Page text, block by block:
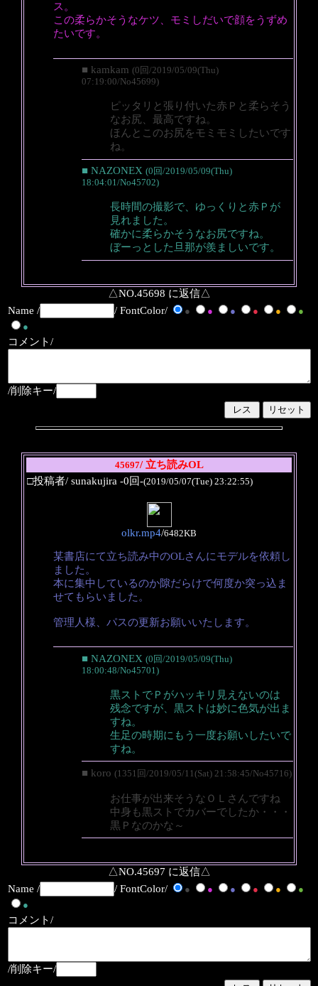
ス。
この柔らかそうなケツ、モミしだいで顔をうずめ
たいです。
■ kamkam (0回/2019/05/09(Thu)
07:19:00/No45699)
ピッタリと張り付いた赤Ｐと柔らそう
なお尻、最高ですね。
ほんとこのお尻をモミモミしたいです
ね。
■ NAZONEX (0回/2019/05/09(Thu)
18:04:01/No45702)
長時間の撮影で、ゆっくりと赤Ｐが
見れました。
確かに柔らかそうなお尻ですね。
ぼーっとした旦那が羨ましいです。
△NO.45698 に返信△
Name /
/ FontColor/ ● ● ● ● ●
●
●
コメント/
/削除キー/
45697/ 立ち読みOL
□投稿者/ sunakujira -0回-(2019/05/07(Tue) 23:22:55)
olkr.mp4/6482KB
某書店にて立ち読み中のOLさんにモデルを依頼し
ました。
本に集中しているのか隙だらけで何度か突っ込ま
せてもらいました。
管理人様、パスの更新お願いいたします。
■ NAZONEX (0回/2019/05/09(Thu)
18:00:48/No45701)
黒ストでＰがハッキリ見えないのは
残念ですが、黒ストは妙に色気が出ま
すね。
生足の時期にもう一度お願いしたいで
すね。
■ koro (1351回/2019/05/11(Sat) 21:58:45/No45716)
お仕事が出来そうなＯＬさんですね
中身も黒ストでカバーでしたか・・・
黒Ｐなのかな～
△NO.45697 に返信△
Name /
/ FontColor/ ● ● ● ● ●
●
●
コメント/
/削除キー/